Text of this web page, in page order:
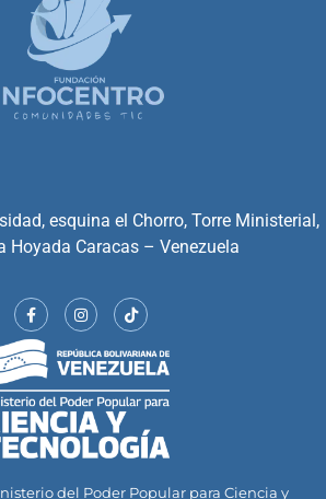
esquina el Chorro, Torre Ministerial,
Hoyada Caracas – Venezuela
del Poder Popular para Ciencia y